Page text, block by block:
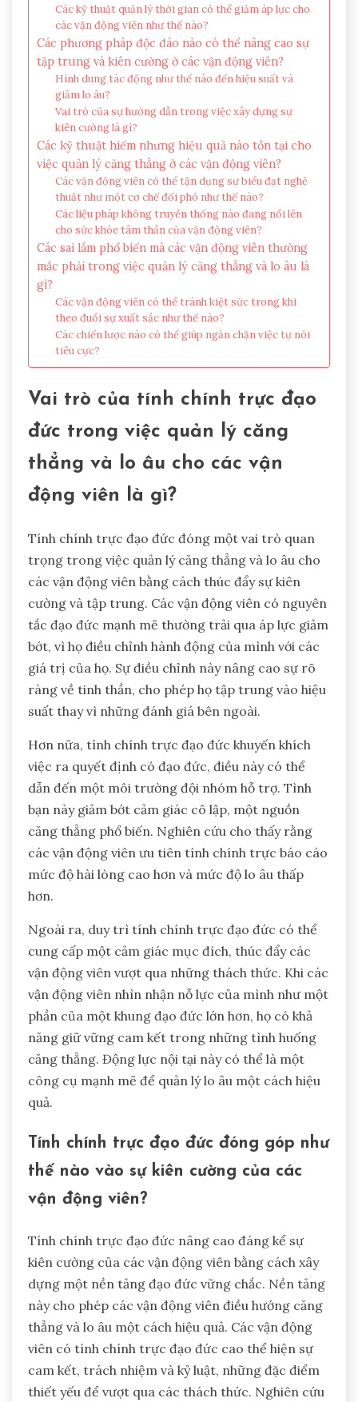
Các kỹ thuật quản lý thời gian có thể giảm áp lực cho
các vận động viên như thế nào?
Các phương pháp độc đáo nào có thể nâng cao sự
tập trung và kiên cường ở các vận động viên?
Hình dung tác động như thế nào đến hiệu suất và
giảm lo âu?
Vai trò của sự hướng dẫn trong việc xây dựng sự
kiên cường là gì?
Các kỹ thuật hiếm nhưng hiệu quả nào tồn tại cho
việc quản lý căng thẳng ở các vận động viên?
Các vận động viên có thể tận dụng sự biểu đạt nghệ
thuật như một cơ chế đối phó như thế nào?
Các liệu pháp không truyền thống nào đang nổi lên
cho sức khỏe tâm thần của vận động viên?
Các sai lầm phổ biến mà các vận động viên thường
mắc phải trong việc quản lý căng thẳng và lo âu là
gì?
Các vận động viên có thể tránh kiệt sức trong khi
theo đuổi sự xuất sắc như thế nào?
Các chiến lược nào có thể giúp ngăn chặn việc tự nói
tiêu cực?
Vai trò của tính chính trực đạo
đức trong việc quản lý căng
thẳng và lo âu cho các vận
động viên là gì?
Tính chính trực đạo đức đóng một vai trò quan
trọng trong việc quản lý căng thẳng và lo âu cho
các vận động viên bằng cách thúc đẩy sự kiên
cường và tập trung. Các vận động viên có nguyên
tắc đạo đức mạnh mẽ thường trải qua áp lực giảm
bớt, vì họ điều chỉnh hành động của mình với các
giá trị của họ. Sự điều chỉnh này nâng cao sự rõ
ràng về tinh thần, cho phép họ tập trung vào hiệu
suất thay vì những đánh giá bên ngoài.
Hơn nữa, tính chính trực đạo đức khuyến khích
việc ra quyết định có đạo đức, điều này có thể
dẫn đến một môi trường đội nhóm hỗ trợ. Tình
bạn này giảm bớt cảm giác cô lập, một nguồn
căng thẳng phổ biến. Nghiên cứu cho thấy rằng
các vận động viên ưu tiên tính chính trực báo cáo
mức độ hài lòng cao hơn và mức độ lo âu thấp
hơn.
Ngoài ra, duy trì tính chính trực đạo đức có thể
cung cấp một cảm giác mục đích, thúc đẩy các
vận động viên vượt qua những thách thức. Khi các
vận động viên nhìn nhận nỗ lực của mình như một
phần của một khung đạo đức lớn hơn, họ có khả
năng giữ vững cam kết trong những tình huống
căng thẳng. Động lực nội tại này có thể là một
công cụ mạnh mẽ để quản lý lo âu một cách hiệu
quả.
Tính chính trực đạo đức đóng góp như
thế nào vào sự kiên cường của các
vận động viên?
Tính chính trực đạo đức nâng cao đáng kể sự
kiên cường của các vận động viên bằng cách xây
dựng một nền tảng đạo đức vững chắc. Nền tảng
này cho phép các vận động viên điều hướng căng
thẳng và lo âu một cách hiệu quả. Các vận động
viên có tính chính trực đạo đức cao thể hiện sự
cam kết, trách nhiệm và kỷ luật, những đặc điểm
thiết yếu để vượt qua các thách thức. Nghiên cứu